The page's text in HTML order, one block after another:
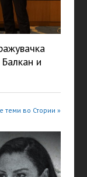
и
теми во Стории »